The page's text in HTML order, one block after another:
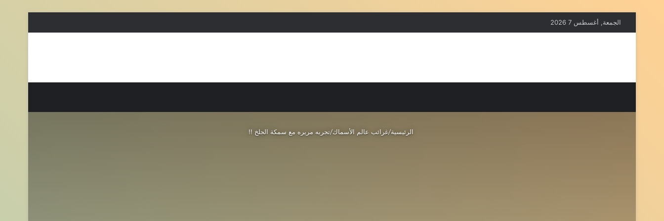
الجمعة, أغسطس 7 2026
الرئيسية/غرائب عالم الأسماك/تجربه مريره مع سمكة الجلخ !!